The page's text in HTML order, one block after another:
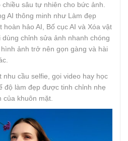
sâu tự nhiên cho bức ảnh.
AI thông minh như Làm đẹp
hảo AI, Bố cục AI và Xóa vật
chỉnh sửa ảnh nhanh chóng
ảnh trở nên gọn gàng và hài
cầu selfie, gọi video hay học
độ làm đẹp được tinh chỉnh nhẹ
khuôn mặt.